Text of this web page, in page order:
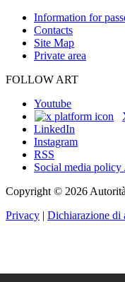
Information for
Contacts
Site Map
Private area
FOLLOW ART
Youtube
LinkedIn
Instagram
RSS
Social media
Copyright © 2026
Privacy | Dichiarazione di